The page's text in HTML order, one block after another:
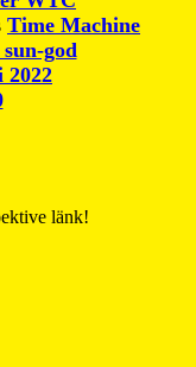
Time Machine
god
länk!